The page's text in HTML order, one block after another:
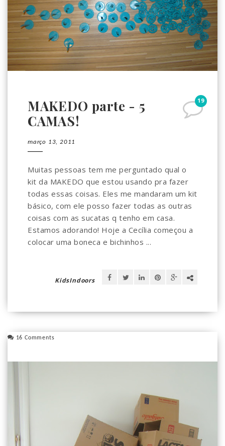
19
MAKEDO parte - 5
CAMAS!
março 13, 2011
Muitas pessoas tem me perguntado qual o
kit da MAKEDO que estou usando pra fazer
todas essas coisas. Eles me mandaram um kit
básico, com ele posso fazer todas as outras
coisas com as sucatas q tenho em casa.
Estamos adorando! Hoje a Cecília começou a
colocar uma boneca e bichinhos ...
KidsIndoors
16 Comments